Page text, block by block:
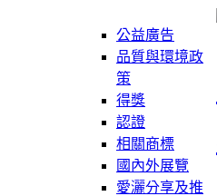
公益廣告
品質與環境政
策
得獎
認證
相關商標
國內外展覽
愛灑分享及推